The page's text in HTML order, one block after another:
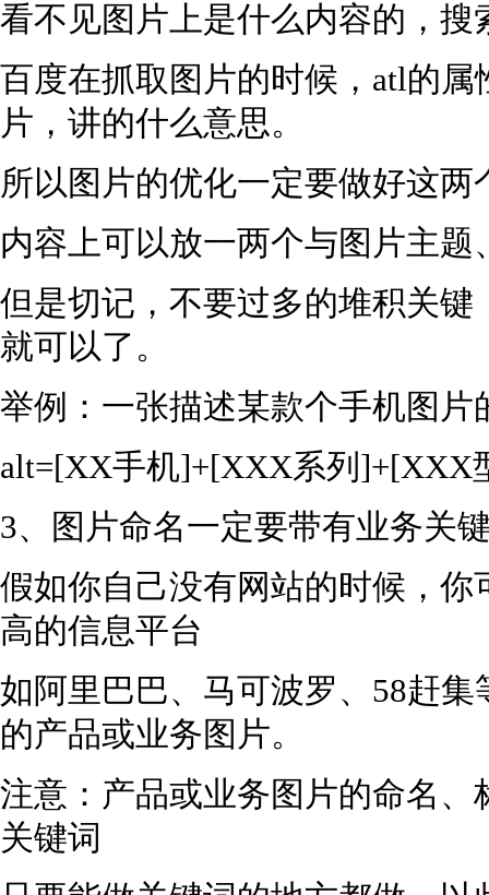
看不见图片上是什么内容的，
百度在抓取图片的时候，atl的
片，讲的什么意思。
所以图片的优化一定要做好这两
内容上可以放一两个与图片主
但是切记，不要过多的堆积关
就可以了。
举例：一张描述某款个手机图
alt=[XX手机]+[XXX系列]+[XXX
3、图片命名一定要带有业务关
假如你自己没有网站的时候，
高的信息平台
如阿里巴巴、马可波罗、58赶
的产品或业务图片。
注意：产品或业务图片的命名
关键词